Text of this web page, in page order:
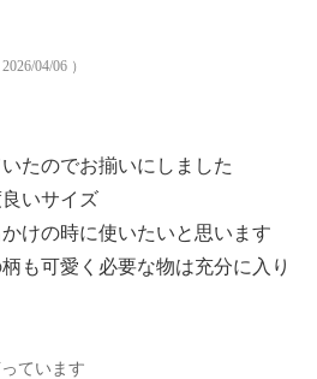
04/06 ）
たのでお揃いにしました
いサイズ
けの時に使いたいと思います
も可愛く必要な物は充分に入り
ています